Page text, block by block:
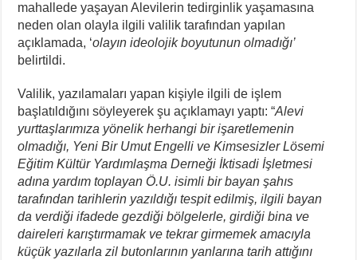
mahallede yaşayan Alevilerin tedirginlik yaşamasına
neden olan olayla ilgili valilik tarafından yapılan
açıklamada, ‘olayın ideolojik boyutunun olmadığı’
belirtildi.
Valilik, yazılamaları yapan kişiyle ilgili de işlem
başlatıldığını söyleyerek şu açıklamayı yaptı: “Alevi
yurttaşlarımıza yönelik herhangi bir işaretlemenin
olmadığı, Yeni Bir Umut Engelli ve Kimsesizler Lösemi
Eğitim Kültür Yardımlaşma Derneği İktisadi İşletmesi
adına yardım toplayan Ö.U. isimli bir bayan şahıs
tarafından tarihlerin yazıldığı tespit edilmiş, ilgili bayan
da verdiği ifadede gezdiği bölgelerle, girdiği bina ve
daireleri karıştırmamak ve tekrar girmemek amacıyla
küçük yazılarla zil butonlarının yanlarına tarih attığını